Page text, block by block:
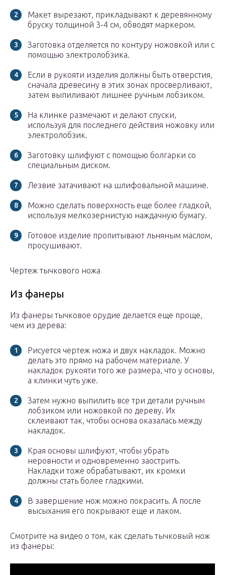
Макет вырезают, прикладывают к деревянному
бруску толщиной 3-4 см, обводят маркером.
Заготовка отделяется по контуру ножовкой или с
помощью электролобзика.
Если в рукояти изделия должны быть отверстия,
сначала древесину в этих зонах просверливают,
затем выпиливают лишнее ручным лобзиком.
На клинке размечают и делают спуски,
используя для последнего действия ножовку или
электролобзик.
Заготовку шлифуют с помощью болгарки со
специальным диском.
Лезвие затачивают на шлифовальной машине.
Можно сделать поверхность еще более гладкой,
используя мелкозернистую наждачную бумагу.
Готовое изделие пропитывают льняным маслом,
просушивают.
Чертеж тычкового ножа
Из фанеры
Из фанеры тычковое орудие делается еще проще,
чем из дерева:
Рисуется чертеж ножа и двух накладок. Можно
делать это прямо на рабочем материале. У
накладок рукояти того же размера, что у основы,
а клинки чуть уже.
Затем нужно выпилить все три детали ручным
лобзиком или ножовкой по дереву. Их
склеивают так, чтобы основа оказалась между
накладок.
Края основы шлифуют, чтобы убрать
неровности и одновременно заострить.
Накладки тоже обрабатывают, их кромки
должны стать более гладкими.
В завершение нож можно покрасить. А после
высыхания его покрывают еще и лаком.
Смотрите на видео о том, как сделать тычковый нож
из фанеры: